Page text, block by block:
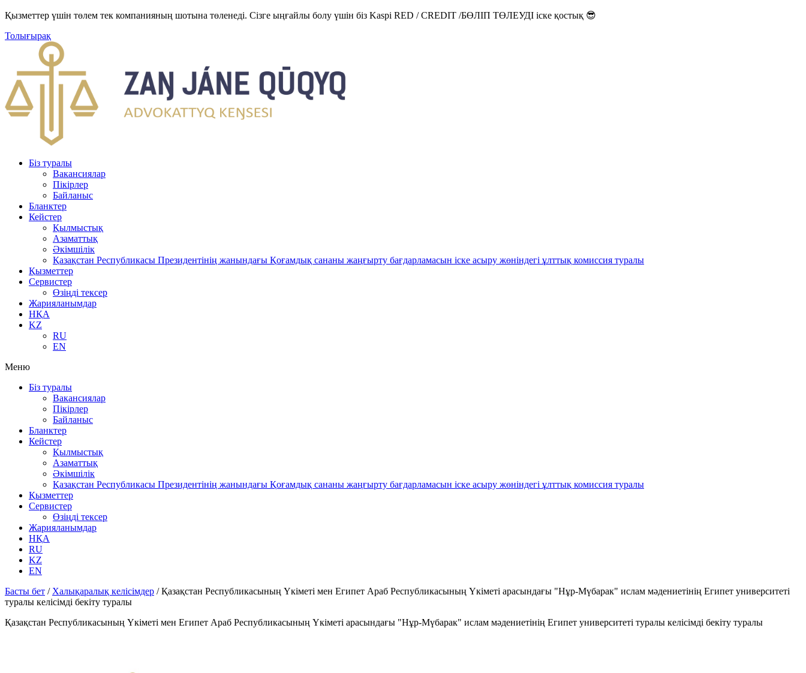
Қызметтер үшін төлем тек компанияның шотына төленеді. Сізге ыңғайлы болу үшін біз Kaspi RED / CREDIT /БӨЛІП ТӨЛЕУДІ іске қостық 😎
Толығырақ
Біз туралы
Вакансиялар
Пікірлер
Байланыс
Бланктер
Кейстер
Қылмыстық
Азаматтық
Әкімшілік
Қазақстан Республикасы Президентінің жанындағы Қоғамдық сананы жаңғырту бағдарламасын іске асыру жөніндегі ұлттық комиссия туралы
Қызметтер
Сервистер
Өзіңді тексер
Жарияланымдар
НҚА
KZ
RU
EN
Меню
Біз туралы
Вакансиялар
Пікірлер
Байланыс
Бланктер
Кейстер
Қылмыстық
Азаматтық
Әкімшілік
Қазақстан Республикасы Президентінің жанындағы Қоғамдық сананы жаңғырту бағдарламасын іске асыру жөніндегі ұлттық комиссия туралы
Қызметтер
Сервистер
Өзіңді тексер
Жарияланымдар
НҚА
RU
KZ
EN
Басты бет / Халықаралық келісімдер /Қазақстан Республикасының Үкіметі мен Египет Араб Республикасының Үкіметі арасындағы "Нұр-Мүбарак" ислам мәдениетінің Египет университеті
туралы келісімді бекіту туралы
Қазақстан Республикасының Үкіметі мен Египет Араб Республикасының Үкіметі арасындағы "Нұр-Мүбарак" ислам мәдениетінің Египет университеті туралы келісімді бекіту туралы